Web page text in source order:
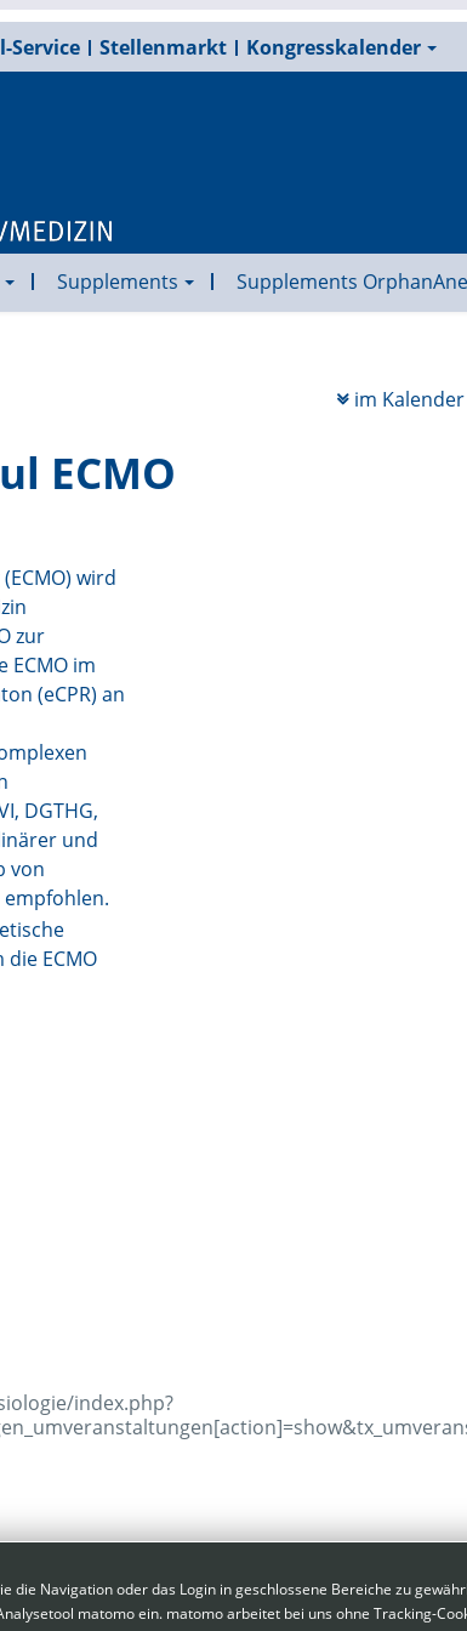
Service Stellenmarkt Kongresskalender
Supplements Supplements
im
ECMO
wird
zur
im
(eCPR) an
DGTHG,
und
von
ECMO
index.php?
Kontakt | Impressum
die Navigation oder das Login in geschlossene Bereiche zu
matomo ein. matomo arbeitet bei uns ohne Tracking-